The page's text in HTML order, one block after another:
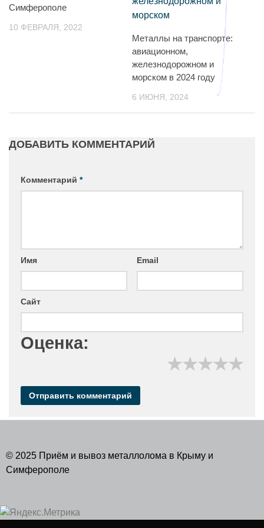
Симферополе
10 ФЕВРАЛЯ, 2022
Металлы на транспорте:
авиационном,
железнодорожном и
морском в 2024 году
6 ИЮНЯ, 2024
ДОБАВИТЬ КОММЕНТАРИЙ
Комментарий *
Имя Email
Сайт
Оценка:
★
★
★
★
★
© 2025 Приём и вывоз металлолома в Крыму и
Симферополе